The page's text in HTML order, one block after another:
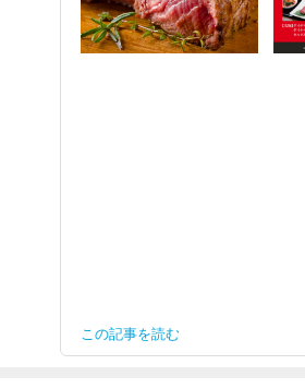
この記事を読む